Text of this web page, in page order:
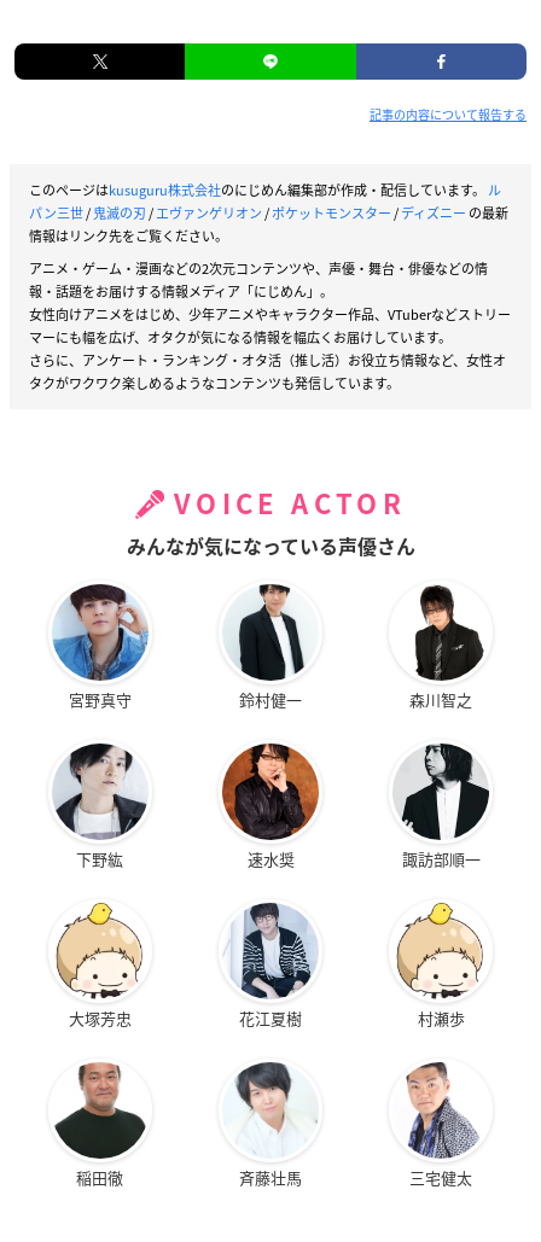
記事の内容について報告する
このページはkusuguru株式会社のにじめん編集部が作成・配信しています。 ル
パン三世/鬼滅の刃/エヴァンゲリオン/ポケットモンスター/ディズニー の最新
情報はリンク先をご覧ください。
アニメ・ゲーム・漫画などの2次元コンテンツや、声優・舞台・俳優などの情
報・話題をお届けする情報メディア「にじめん」。
女性向けアニメをはじめ、少年アニメやキャラクター作品、VTuberなどストリー
マーにも幅を広げ、オタクが気になる情報を幅広くお届けしています。
さらに、アンケート・ランキング・オタ活（推し活）お役立ち情報など、女性オ
タクがワクワク楽しめるようなコンテンツも発信しています。
VOICE ACTOR
みんなが気になっている声優さん
宮野真守 鈴村健一 森川智之
下野紘 速水奨 諏訪部順一
大塚芳忠 花江夏樹 村瀬歩
稲田徹 斉藤壮馬 三宅健太